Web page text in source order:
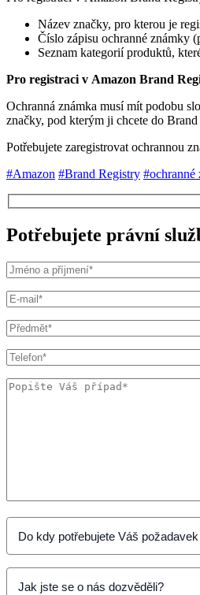
Název značky, pro kterou je
Číslo zápisu ochranné známky
Seznam kategorií produktů,
Pro registraci v Amazon Brand
Ochranná známka musí mít podobu
značky, pod kterým ji chcete do
Potřebujete zaregistrovat ochrannou
#Amazon #Brand Registry #ochranné
Potřebujete právní